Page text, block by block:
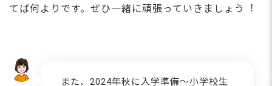
てば何よりです。ぜひ⼀緒に頑張っていきましょう︕
また、2024年秋に⼊学準備〜⼩学校⽣